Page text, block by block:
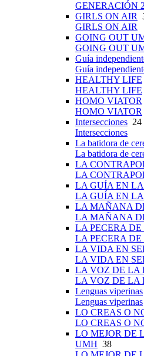
GENERACIÓN
GIRLS ON AIR
GIRLS ON AIR
GOING OUT
GOING OUT
Guía
Guía
HEALTHY LIFE
HEALTHY LIFE
HOMO VIATOR
HOMO VIATOR
Intersecciones 24
Intersecciones
La batidora de
La batidora de
LA
LA
LA GUÍA EN
LA GUÍA EN
LA MAÑANA
LA MAÑANA
LA PECERA
LA PECERA
LA VIDA EN
LA VIDA EN
LA VOZ DE LA
LA VOZ DE LA
Lenguas viperinas
Lenguas viperinas
LO CREAS O
LO CREAS O
LO MEJOR DE
UMH 38